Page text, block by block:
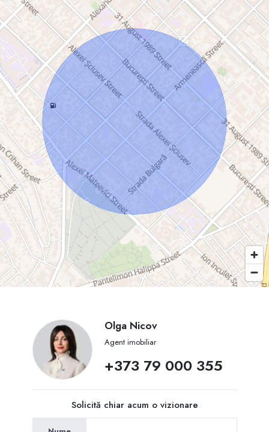
Olga Nicov
Agent imobiliar
+373 79 000 355
Solicită chiar acum o vizionare